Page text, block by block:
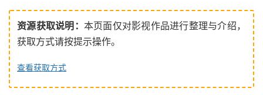
资源获取说明： 本页面仅对影视作品进行整理与介绍，
获取方式请按提示操作。
查看获取方式